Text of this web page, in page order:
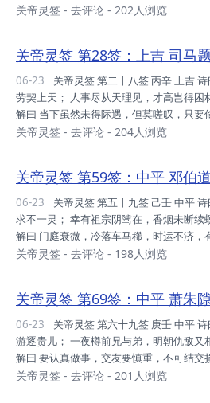
势：财运平稳，应满足之，不宜盲进，世
升迁：先修身心，常念布施，怀之心安，
缘，天赐机缘，视尔眼识，可即定之。 考
珍惜之，叵有差错。 健康：速求名医，目
痊。 远行：出不如...
关帝灵签 - 去评论 - 202人浏览
关帝灵签 第28签：上吉 司马
06-23
劳契上天； 人事尽从天理见，才高岂得困
解曰 当下虽然未得际遇，但莫嗟叹，只要
问诉讼，能解决，但时间上恐较长。只要
善。 断曰 运势：正昌隆时，欲为即为，慎
人丁趋旺，主者谋合，年年添丁，旺吾家
利，利头储之，不宜枉费。 事业：现押现
则通贫。 升迁：...
关帝灵签 - 去评论 - 204人浏览
关帝灵签 第59签：中平 邓伯
06-23
求不一灵； 幸有祖宗阴骘在，香烟未断续
解曰 门庭衰微，冷落车马稀，时运不济，
人不应，求神神不应。幸有祖宗阴德庇佑
睦，可成大业。 财利：到处青山，吾与一
事业：平稳之年，利虽蝇头，亦是利也，
该有之年，调吾身后，必有之也。 姻缘：
鉴，可即允之。 考试...
关帝灵签 - 去评论 - 198人浏览
关帝灵签 第69签：中平 萧朱
06-23
游逐贵儿； 一夜樽前兄与弟，明朝仇敌又
解曰 要认真做事，交友要慎重，不可结交
情，要脚踏实地，实事求是。不可花天酒
关帝灵签 - 去评论 - 201人浏览